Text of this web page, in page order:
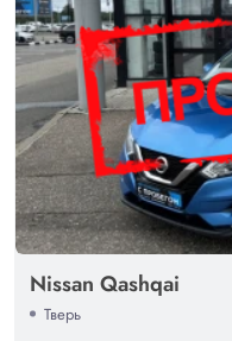
Nissan Qashqai
Тверь